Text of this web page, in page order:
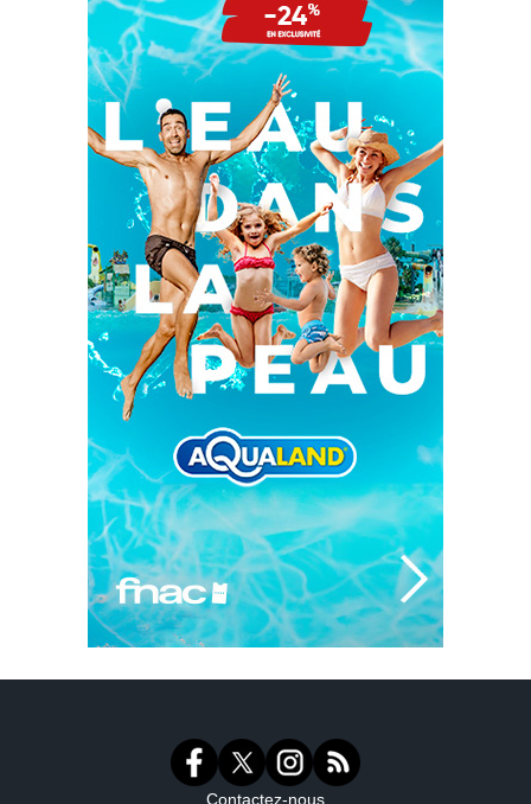
Contactez-nous